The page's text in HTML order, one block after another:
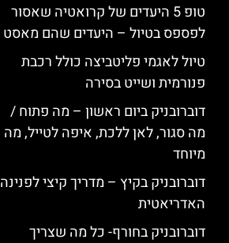
טופ 5 היעדים של קרואטיה שאסור
לפספס בטיול – היעדים שהם מאסט
טיול לאגמי פליטביצה כולל רכבת
פנורמית ושייט בסירה
דוברובניק ביום ראשון – מה פתוח /
מה סגור, לאן ללכת, איפה לטייל, מה
מיוחד
דוברובניק בקיץ – מדריך קיצי לפנינה
האדריאטית
דוברובניק בחורף- כל מה שצריך